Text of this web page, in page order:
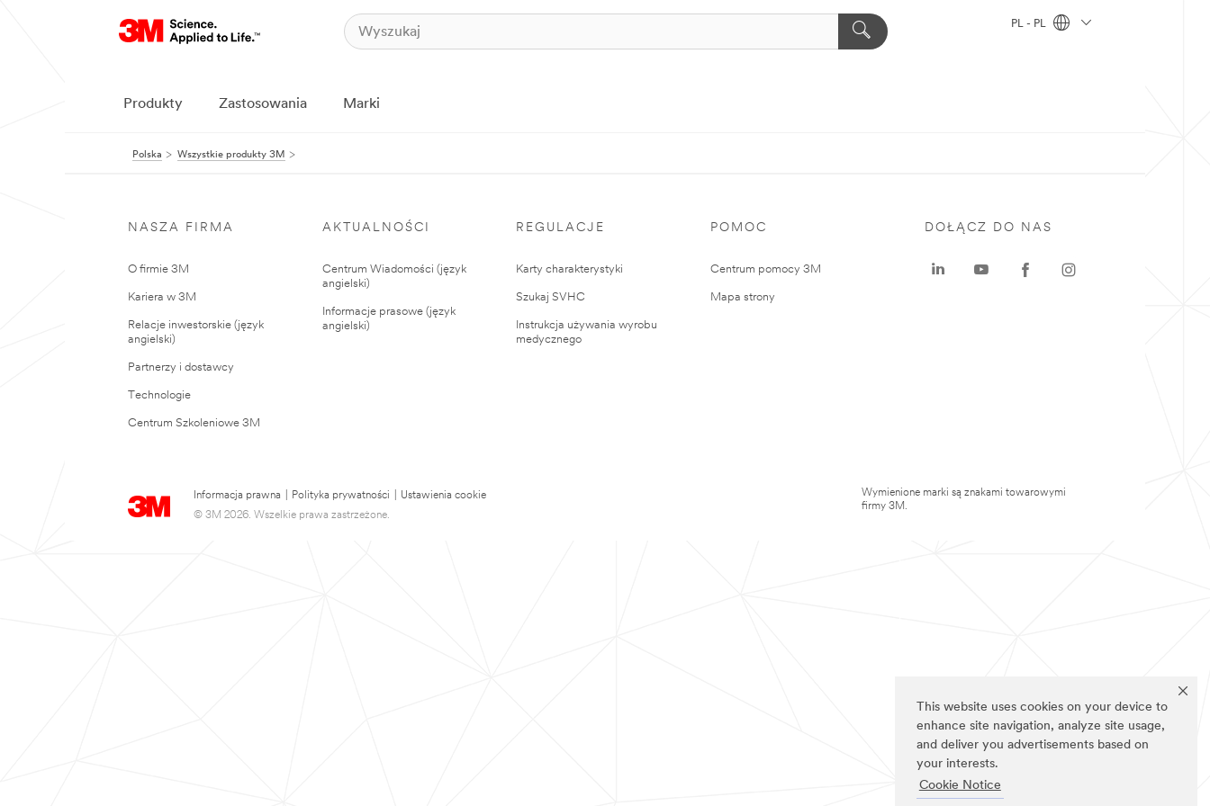
This website uses cookies on your device to
enhance site navigation, analyze site usage,
and deliver you advertisements based on
your interests.
Cookie Notice
PL - PL
Produkty Zastosowania Marki
Polska Wszystkie produkty 3M
NASZA FIRMA
O firmie 3M
Kariera w 3M
Relacje inwestorskie (język
angielski)
Partnerzy i dostawcy
Technologie
Centrum Szkoleniowe 3M
AKTUALNOŚCI
Centrum Wiadomości (język
angielski)
Informacje prasowe (język
angielski)
REGULACJE
Karty charakterystyki
Szukaj SVHC
Instrukcja używania wyrobu
medycznego
POMOC
Centrum pomocy 3M
Mapa strony
Informacja prawna Polityka prywatności
Ustawienia cookie
© 3M 2026. Wszelkie prawa zastrzeżone.
DOŁĄCZ DO NAS
Wymienione marki są znakami towarowymi
firmy 3M.